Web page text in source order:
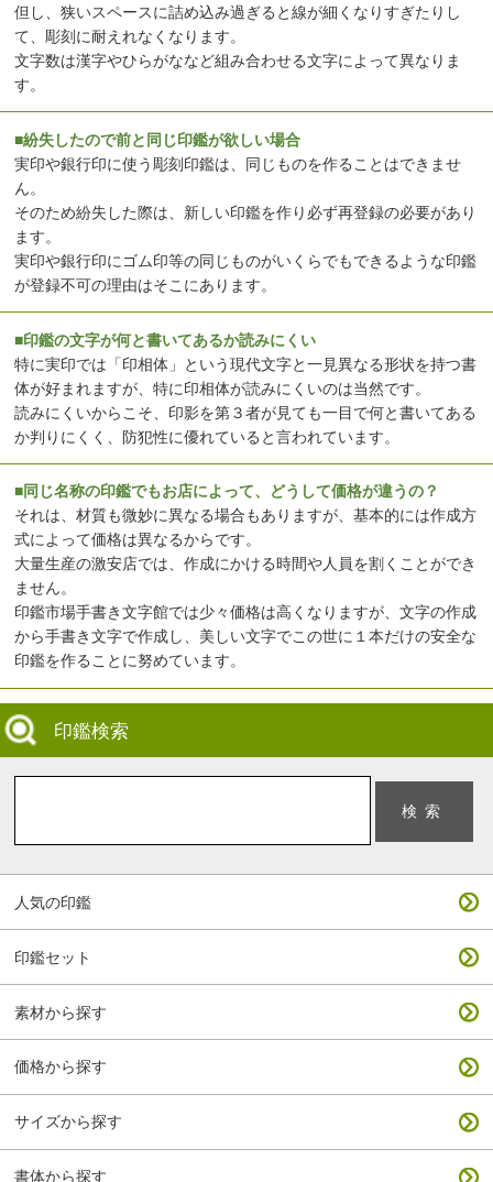
但し、狭いスペースに詰め込み過ぎると線が細くなりすぎたりし
て、彫刻に耐えれなくなります。
文字数は漢字やひらがななど組み合わせる文字によって異なりま
す。
■紛失したので前と同じ印鑑が欲しい場合
実印や銀行印に使う彫刻印鑑は、同じものを作ることはできませ
ん。
そのため紛失した際は、新しい印鑑を作り必ず再登録の必要があり
ます。
実印や銀行印にゴム印等の同じものがいくらでもできるような印鑑
が登録不可の理由はそこにあります。
■印鑑の文字が何と書いてあるか読みにくい
特に実印では「印相体」という現代文字と一見異なる形状を持つ書
体が好まれますが、特に印相体が読みにくいのは当然です。
読みにくいからこそ、印影を第３者が見ても一目で何と書いてある
か判りにくく、防犯性に優れていると言われています。
■同じ名称の印鑑でもお店によって、どうして価格が違うの？
それは、材質も微妙に異なる場合もありますが、基本的には作成方
式によって価格は異なるからです。
大量生産の激安店では、作成にかける時間や人員を割くことができ
ません。
印鑑市場手書き文字館では少々価格は高くなりますが、文字の作成
から手書き文字で作成し、美しい文字でこの世に１本だけの安全な
印鑑を作ることに努めています。
印鑑検索
人気の印鑑
印鑑セット
素材から探す
価格から探す
サイズから探す
書体から探す